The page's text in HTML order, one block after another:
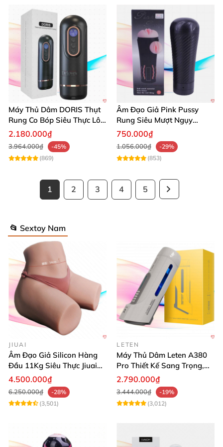
Máy Thủ Dâm DORIS Thụt
Rung Co Bóp Siêu Thực Lôi
Cuốn
2.180.000₫
3.964.000₫
-45%
(869)
Âm Đạo Giả Pink Pussy
Rung Siêu Mượt Ngụy
Trang Đèn Pin
750.000₫
1.056.000₫
-29%
(853)
1 2 3 4 5
📂 Sextoy Nam
JIUAI
Âm Đạo Giả Silicon Hàng
Đầu 11Kg Siêu Thực Jiuai
Nhật
4.500.000₫
6.250.000₫
-28%
(3,501)
LETEN
Máy Thủ Dâm Leten A380
Pro Thiết Kế Sang Trọng,
Cảm Giác Thật
2.790.000₫
3.444.000₫
-19%
(3,012)